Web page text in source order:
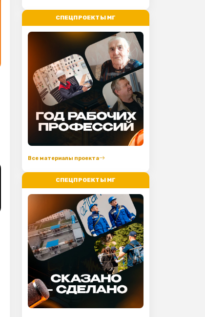
СПЕЦПРОЕКТЫ МГ
Все материалы проекта
СПЕЦПРОЕКТЫ МГ